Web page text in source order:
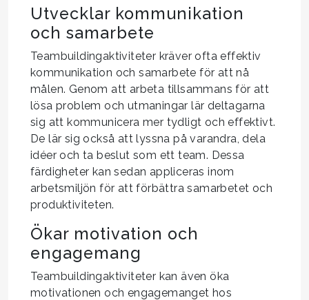
Utvecklar kommunikation
och samarbete
Teambuildingaktiviteter kräver ofta effektiv
kommunikation och samarbete för att nå
målen. Genom att arbeta tillsammans för att
lösa problem och utmaningar lär deltagarna
sig att kommunicera mer tydligt och effektivt.
De lär sig också att lyssna på varandra, dela
idéer och ta beslut som ett team. Dessa
färdigheter kan sedan appliceras inom
arbetsmiljön för att förbättra samarbetet och
produktiviteten.
Ökar motivation och
engagemang
Teambuildingaktiviteter kan även öka
motivationen och engagemanget hos